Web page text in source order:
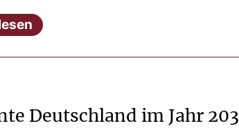
Deutschland im Jahr